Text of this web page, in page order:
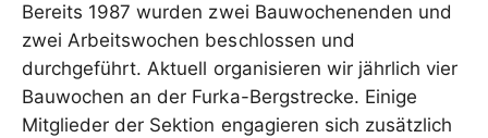
Bereits 1987 wurden zwei Bauwochenenden und
zwei Arbeitswochen beschlossen und
durchgeführt. Aktuell organisieren wir jährlich vier
Bauwochen an der Furka-Bergstrecke. Einige
Mitglieder der Sektion engagieren sich zusätzlich